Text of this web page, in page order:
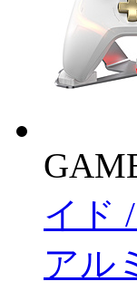
イド
アル